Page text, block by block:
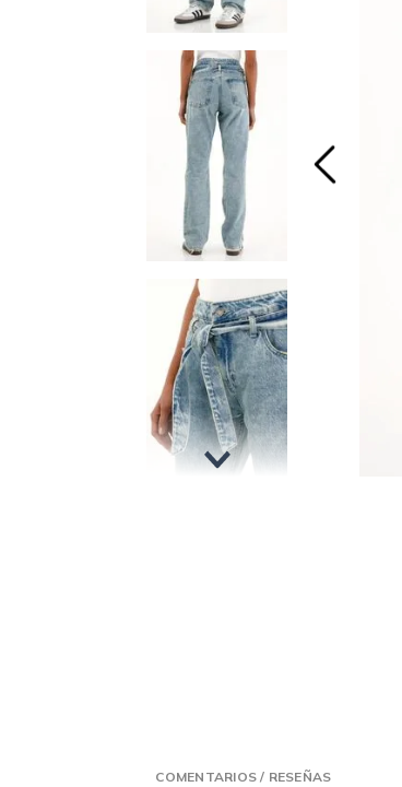
COMENTARIOS / RESEÑAS